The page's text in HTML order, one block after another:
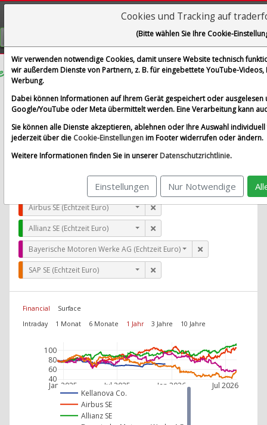
Kellanova Co.
im Vergleich mit Airbus SE, Allianz SE, Bayerische
Aktualisieren
Kellanova Co. (Lang & Schwarz)
Airbus SE (Echtzeit Euro)
Allianz SE (Echtzeit Euro)
Bayerische Motoren Werke AG (Echtzeit Euro)
SAP SE (Echtzeit Euro)
Financial
Surface
Intraday
1 Monat 6 Monate 1 Jahr 3 Jahre 10 Jahre
Jan 2025 Jul 2025 Jan 2026 Jul 2026
40
60
80
100
Kellanova Co.
Airbus SE
Allianz SE
Cookies und Tracking auf
(Bitte wählen Sie Ihre Cookie-
Wir verwenden notwendige Cookies, damit unsere Website technisch
wir außerdem Dienste von Partnern, z. B. für eingebettete YouTube-
Werbung.
Dabei können Informationen auf Ihrem Gerät gespeichert oder
Google/YouTube oder Meta übermittelt werden. Eine Verarbeitung kann
Sie können alle Dienste akzeptieren, ablehnen oder Ihre Auswahl
jederzeit über die Cookie-Einstellungenim Footer widerrufen oder ändern.
Weitere Informationen finden Sie in unserer Datenschutzrichtlinie.
Einstellungen Nur Notwendige